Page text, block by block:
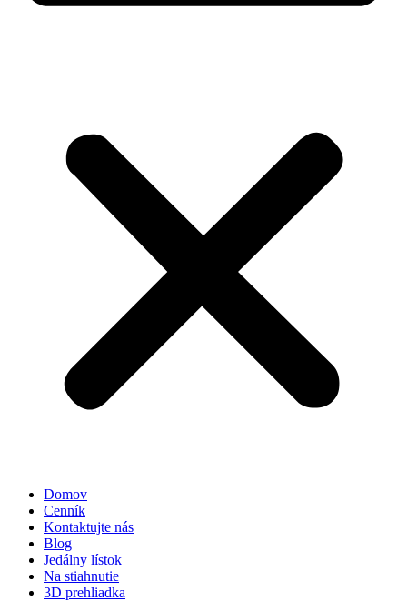
Domov
Cenník
Kontaktujte nás
Blog
Jedálny lístok
Na stiahnutie
3D prehliadka